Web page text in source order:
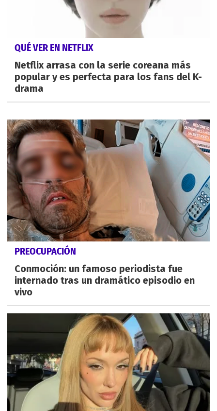
QUÉ VER EN NETFLIX
Netflix arrasa con la serie coreana más
popular y es perfecta para los fans del K-
drama
PREOCUPACIÓN
Conmoción: un famoso periodista fue
internado tras un dramático episodio en
vivo